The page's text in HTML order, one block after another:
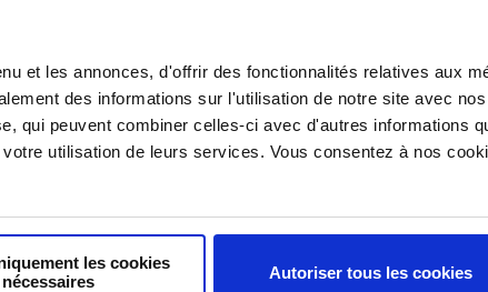
et les annonces, d'offrir des fonctionnalités relatives aux
des informations sur l'utilisation de notre site avec nos
qui peuvent combiner celles-ci avec d'autres informations
utilisation de leurs services. Vous consentez à nos
les cookies
nécessaires
Autoriser tous les cookies